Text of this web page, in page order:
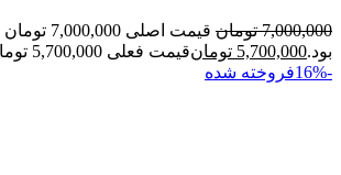
7,000,000 تومان
قیمت اصلی 7,000,000 تومان
بود.5,700,000 تومانقیمت فعلی 5,700,000 تومان است.
-16%
فروخته شده